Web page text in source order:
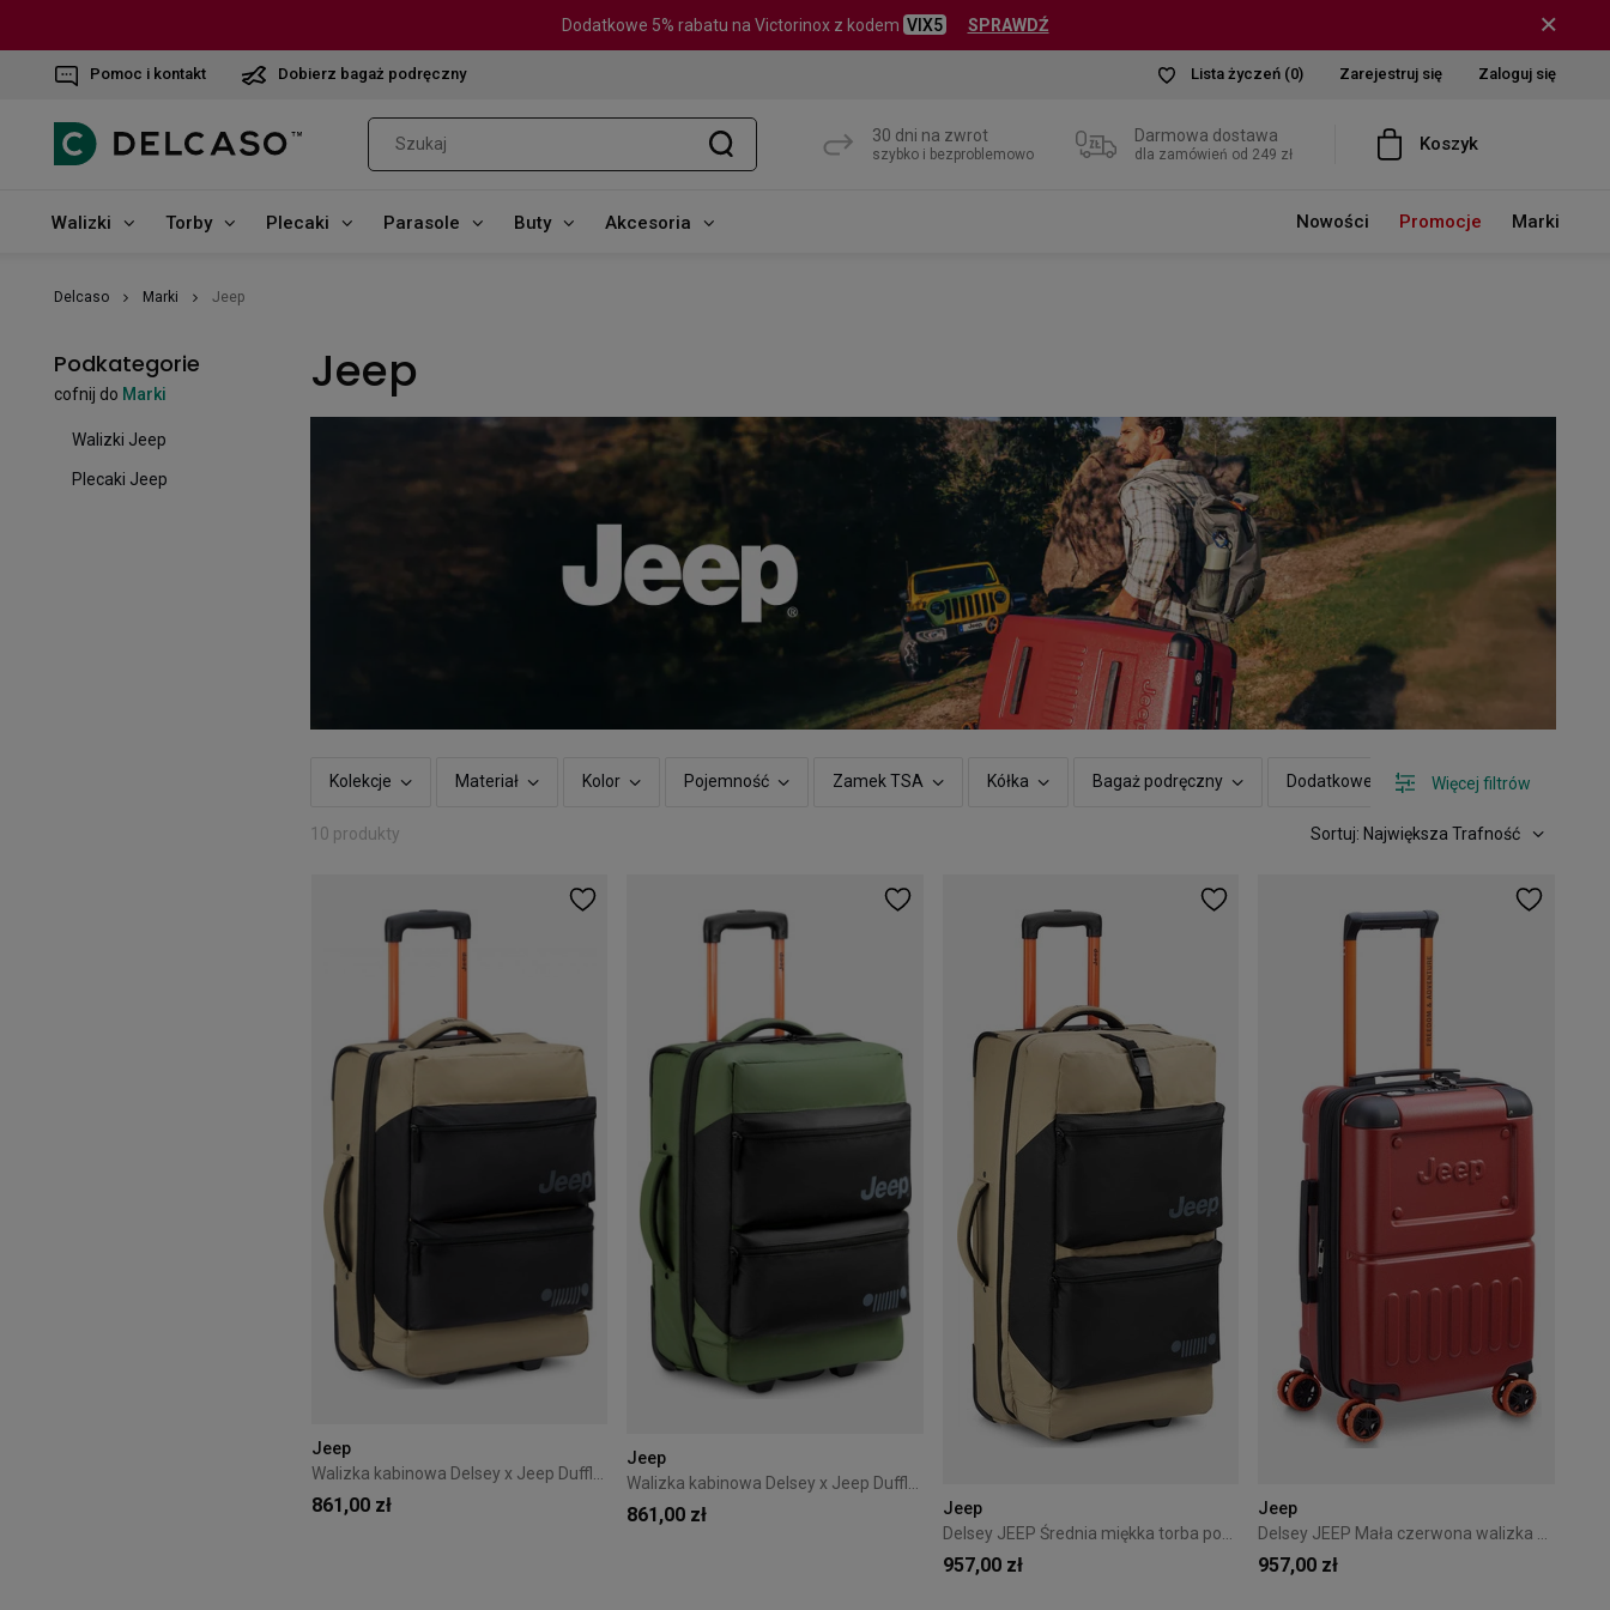
Dodatkowe 5% rabatu na Victorinox z kodem VIX5 SPRAWDŹ
Pomoc i kontakt Dobierz bagaż podręczny Lista życzeń (0) Zarejestruj się Zaloguj się
30 dni na zwrot
szybko i bezproblemowo
Darmowa dostawa
dla zamówień od 249 zł Koszyk
Walizki Torby Plecaki Parasole Buty Akcesoria Nowości Promocje Marki
Delcaso Marki Jeep
Podkategorie
cofnij do Marki
Walizki Jeep
Plecaki Jeep
Jeep
Kolekcje Materiał Kolor Pojemność Zamek TSA Kółka Bagaż podręczny Dodatkowe cechy Możliwość
Więcej filtrów
10 produkty Sortuj: Największa Trafność
Jeep
Walizka kabinowa Delsey x Jeep Duffle 55 cm Warm Sand
861,00 zł
Jeep
Walizka kabinowa Delsey x Jeep Duffle 55 cm Elm Green
861,00 zł
Jeep
957,00 zł
Jeep
957,00 zł